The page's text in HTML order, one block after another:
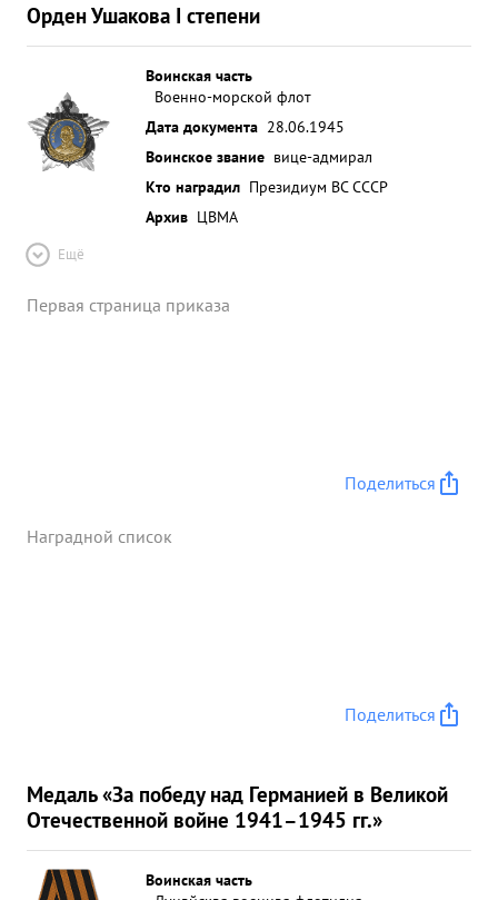
Орден Ушакова I степени
Воинская часть
Военно-морской флот
Дата документа 28.06.1945
Воинское звание вице-адмирал
Кто наградил Президиум ВС СССР
Архив ЦВМА
Ещё
Первая страница приказа
Поделиться
Наградной список
Поделиться
Медаль «За победу над Германией в Великой
Отечественной войне 1941–1945 гг.»
Воинская часть